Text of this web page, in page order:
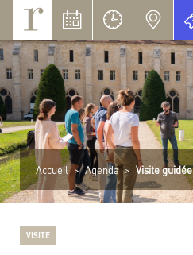
Accueil > Agenda > Visite guidée
VISITE
Panneau de gestion des cookies